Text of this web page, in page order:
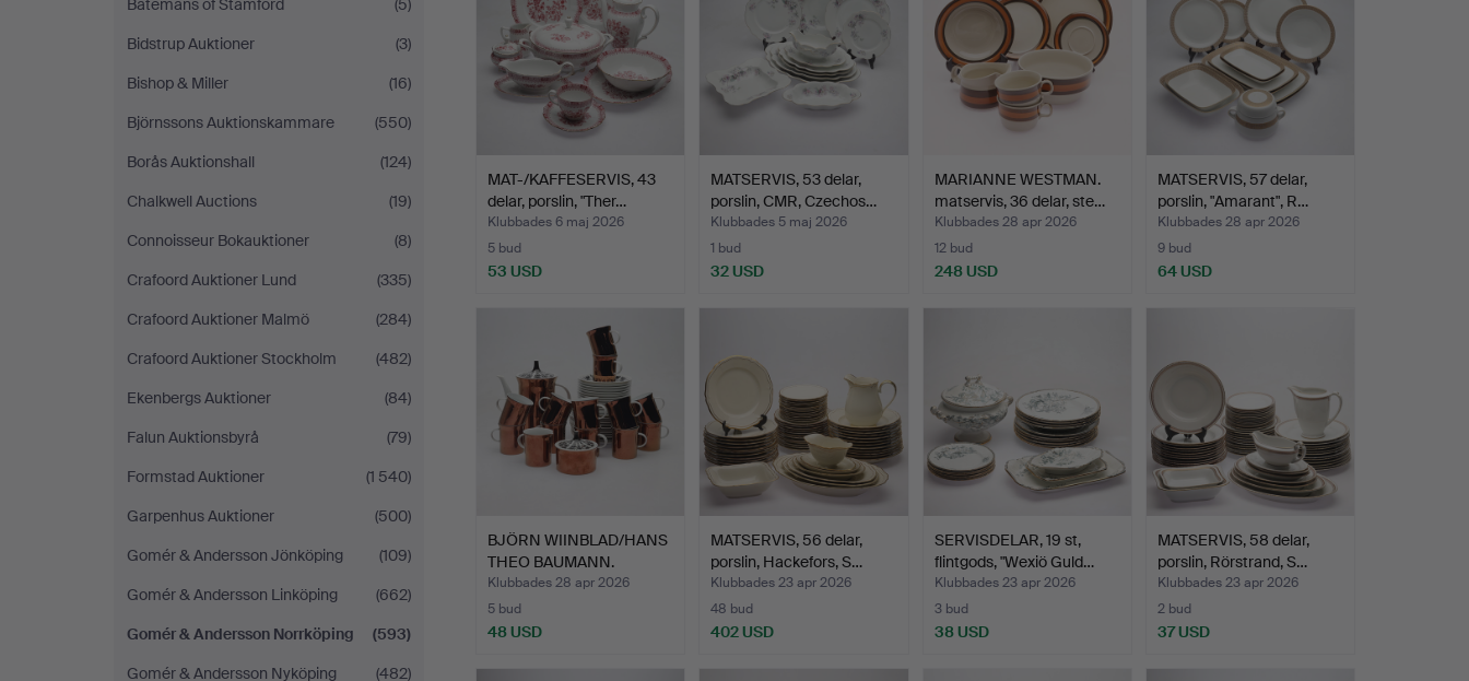
Batemans of Stamford
(5)
Bidstrup Auktioner
(3)
Bishop & Miller
(16)
Björnssons Auktionskammare
(550)
Borås Auktionshall
(124)
Chalkwell Auctions
(19)
Connoisseur Bokauktioner
(8)
Crafoord Auktioner Lund
(335)
Crafoord Auktioner Malmö
(284)
Crafoord Auktioner Stockholm
(482)
Ekenbergs Auktioner
(84)
Falun Auktionsbyrå
(79)
Formstad Auktioner
(1 540)
Garpenhus Auktioner
(500)
Gomér & Andersson Jönköping
(109)
Gomér & Andersson Linköping
(662)
Gomér & Andersson Norrköping
(593)
Gomér & Andersson Nyköping
(482)
MAT-/KAFFESERVIS, 43
delar, porslin, "Ther…
Klubbades 6 maj 2026
5 bud
53 USD
MATSERVIS, 53 delar,
porslin, CMR, Czechos…
Klubbades 5 maj 2026
1 bud
32 USD
MARIANNE WESTMAN.
matservis, 36 delar, ste…
Klubbades 28 apr 2026
12 bud
248 USD
MATSERVIS, 57 delar,
porslin, "Amarant", R…
Klubbades 28 apr 2026
9 bud
64 USD
BJÖRN WIINBLAD/HANS
THEO BAUMANN.
kaffeser…
Klubbades 28 apr 2026
5 bud
48 USD
MATSERVIS, 56 delar,
porslin, Hackefors, S…
Klubbades 23 apr 2026
48 bud
402 USD
SERVISDELAR, 19 st,
flintgods, "Wexiö Guld…
Klubbades 23 apr 2026
3 bud
38 USD
MATSERVIS, 58 delar,
porslin, Rörstrand, S…
Klubbades 23 apr 2026
2 bud
37 USD